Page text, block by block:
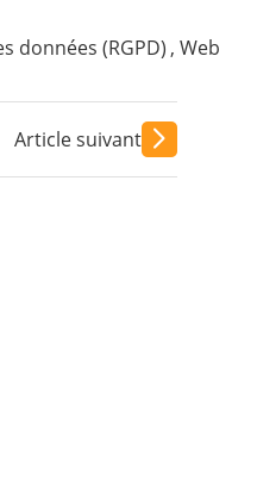
données (RGPD) , Web
Article suivant